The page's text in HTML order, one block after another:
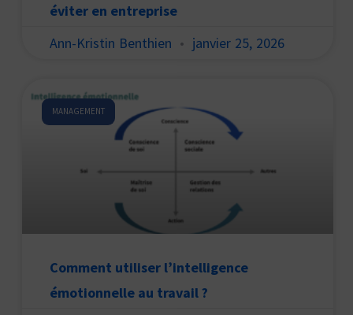
éviter en entreprise
Ann-Kristin Benthien
janvier 25, 2026
MANAGEMENT
Comment utiliser l’intelligence
émotionnelle au travail ?